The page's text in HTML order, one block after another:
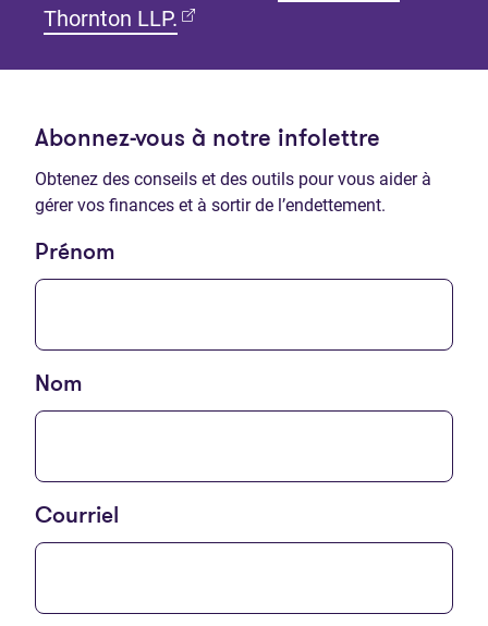
Thornton LLP. (Ouvre dans un nouvel onglet)
Abonnez-vous à notre infolettre
Obtenez des conseils et des outils pour vous aider à
gérer vos finances et à sortir de l’endettement.
Prénom
Nom
Courriel